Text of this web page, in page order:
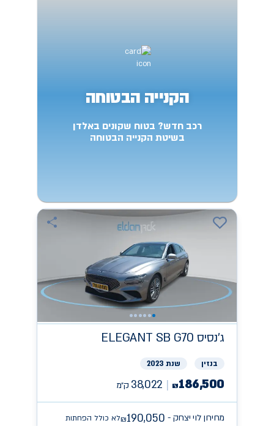
הקנייה הבטוחה
רכב חדש? בטוח שקונים באלדן
בשיטת הקנייה הבטוחה
ג'נסיס ELEGANT SB G70
בנזין שנת 2023
₪186,500
38,022 ק״מ
מחירון לוי יצחק - ₪190,050 לא כולל הפחתות